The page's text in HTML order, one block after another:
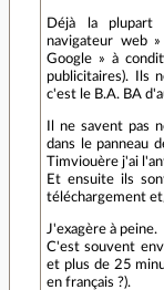
Déjà la
navigateur web
Google » à
publicitaires). Ils
c'est le B.A. BA
Il ne savent pas
dans le panneau
Timviouère j'ai
Et ensuite ils
téléchargement
J'exagère à peine.
C'est souvent
et plus de 25
en français ?).